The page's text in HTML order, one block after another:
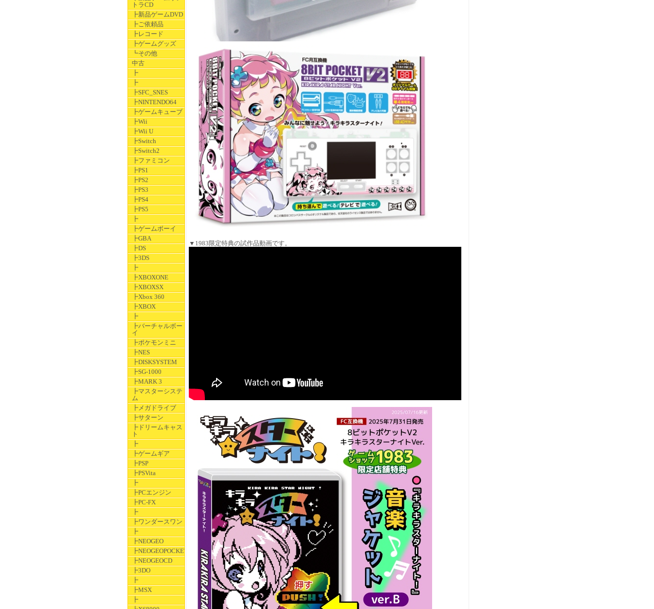
トラCD
┣新品ゲームDVD
┣ご依頼品
┣レコード
┣ゲームグッズ
┗その他
中古
┣
┣
┣SFC_SNES
┣NINTENDO64
┣ゲームキューブ
┣Wii
┣Wii U
┣Switch
┣Switch2
┣ファミコン
┣PS1
┣PS2
┣PS3
┣PS4
┣PS5
┣
┣ゲームボーイ
┣GBA
┣DS
┣3DS
┣
┣XBOXONE
┣XBOXSX
┣Xbox 360
┣XBOX
┣
┣バーチャルボー
イ
┣ポケモンミニ
┣NES
┣DISKSYSTEM
┣SG-1000
┣MARK 3
┣マスターシステ
ム
┣メガドライブ
┣サターン
┣ドリームキャス
ト
┣
┣ゲームギア
┣PSP
┣PSVita
┣
┣PCエンジン
┣PC-FX
┣
┣ワンダースワン
┣
┣NEOGEO
┣NEOGEOPOCKET
┣NEOGEOCD
┣3DO
┣
┣MSX
┣
▼1983限定特典の試作品動画です。